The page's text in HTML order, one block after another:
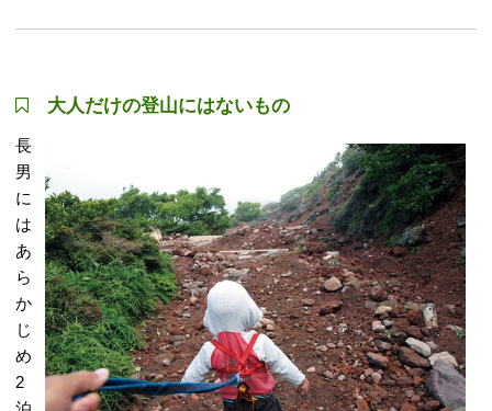
大人だけの登山にはないもの
長
男
に
は
あ
ら
か
じ
め
2